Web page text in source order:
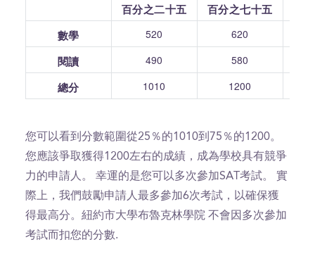
百分之二十五 百分之七十五
數學
520 620
閱讀 490 580
總分 1010 1200
您可以看到分數範圍從25％的1010到75％的1200。
您應該爭取獲得1200左右的成績，成為學校具有競爭
力的申請人。 幸運的是您可以多次參加SAT考試。 實
際上，我們鼓勵申請人最多參加6次考試，以確保獲
得最高分。紐約市大學布魯克林學院 不會因多次參加
考試而扣您的分數.